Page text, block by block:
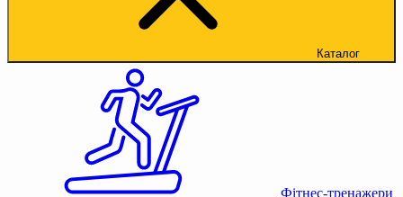
Каталог
Фітнес-тренажери